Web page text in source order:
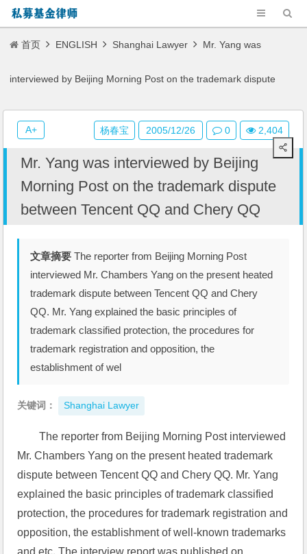
首页 ENGLISH Shanghai Lawyer Mr. Yang was
interviewed by Beijing Morning Post on the trademark dispute
between Tencent QQ and Chery QQ
Mr. Yang was interviewed by Beijing
Morning Post on the trademark dispute
between Tencent QQ and Chery QQ
文章摘要 The reporter from Beijing Morning Post
interviewed Mr. Chambers Yang on the present heated
trademark dispute between Tencent QQ and Chery
QQ. Mr. Yang explained the basic principles of
trademark classified protection, the procedures for
trademark registration and opposition, the
establishment of wel
关键词： Shanghai Lawyer
The reporter from Beijing Morning Post interviewed
Mr. Chambers Yang on the present heated trademark
dispute between Tencent QQ and Chery QQ. Mr. Yang
explained the basic principles of trademark classified
protection, the procedures for trademark registration and
opposition, the establishment of well-known trademarks
and etc. The interview report was published on
杨春宝 2005/12/26 0 2,404
A+